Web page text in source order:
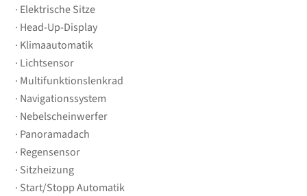
Elektrische Sitze
Head-Up-Display
Klimaautomatik
Lichtsensor
Multifunktionslenkrad
Navigationssystem
Nebelscheinwerfer
Panoramadach
Regensensor
Sitzheizung
Start/Stopp Automatik